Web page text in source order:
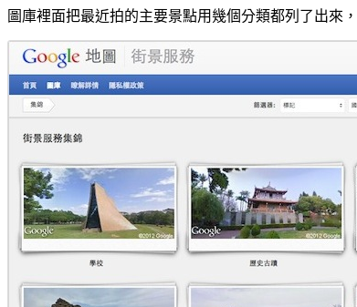
圖庫裡面把最近拍的主要景點用幾個分類都列了出來